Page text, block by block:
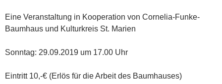
Eine Veranstaltung in Kooperation von Cornelia-Funke-
Baumhaus und Kulturkreis St. Marien
Sonntag: 29.09.2019 um 17.00 Uhr
Eintritt 10,-€ (Erlös für die Arbeit des Baumhauses)